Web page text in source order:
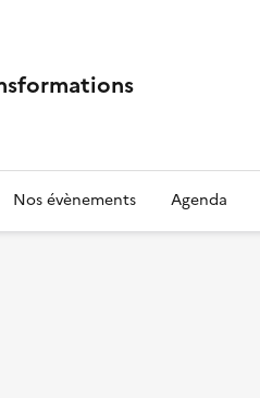
Nos évènements Agenda